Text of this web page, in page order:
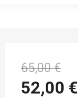
65,00 €
52,00 €